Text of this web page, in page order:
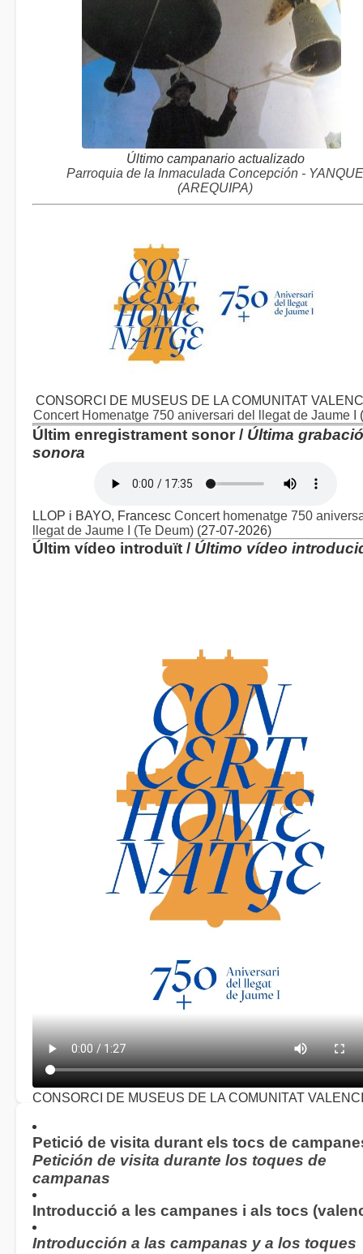
Último campanario actualizado
Parroquia de la Inmaculada Concepción - YANQUE
(AREQUIPA)
CONSORCI DE MUSEUS DE LA COMUNITAT
Concert Homenatge 750 aniversari del llegat de Jaume I
Últim enregistrament sonor / Última
sonora
LLOP i BAYO, Francesc Concert homenatge 750
llegat de Jaume I (Te Deum) (27-07-2026)
Últim vídeo introduït / Último vídeo
CONSORCI DE MUSEUS DE LA COMUNITAT
2026)
Petició de visita durant els tocs de
Petición de visita durante los toques de
campanas
Introducció a les campanes i als tocs
Introducción a las campanas y a los toques